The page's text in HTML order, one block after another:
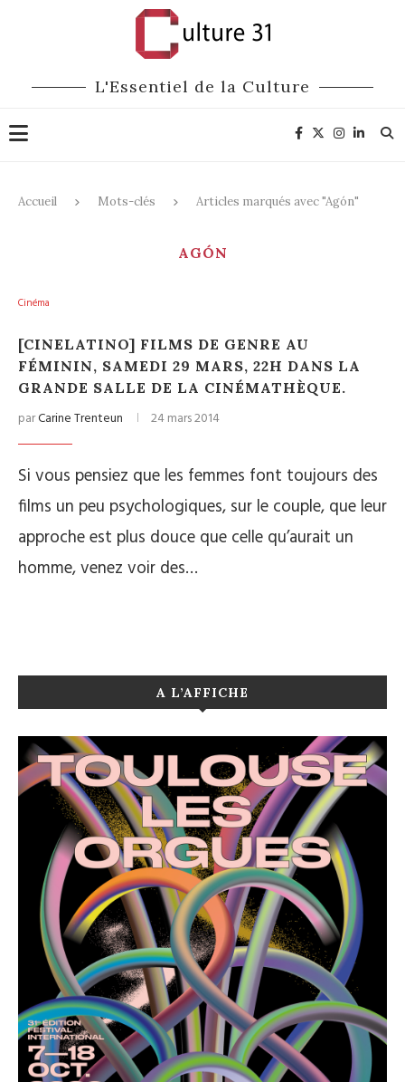
L'Essentiel de la Culture
Accueil Mots-clés Articles marqués avec "Agón"
AGÓN
Cinéma
[CINELATINO] FILMS DE GENRE AU
FÉMININ, SAMEDI 29 MARS, 22H DANS LA
GRANDE SALLE DE LA CINÉMATHÈQUE.
parCarine Trenteun 24 mars 2014
Si vous pensiez que les femmes font toujours des
films un peu psychologiques, sur le couple, que leur
approche est plus douce que celle qu’aurait un
homme, venez voir des…
A L’AFFICHE